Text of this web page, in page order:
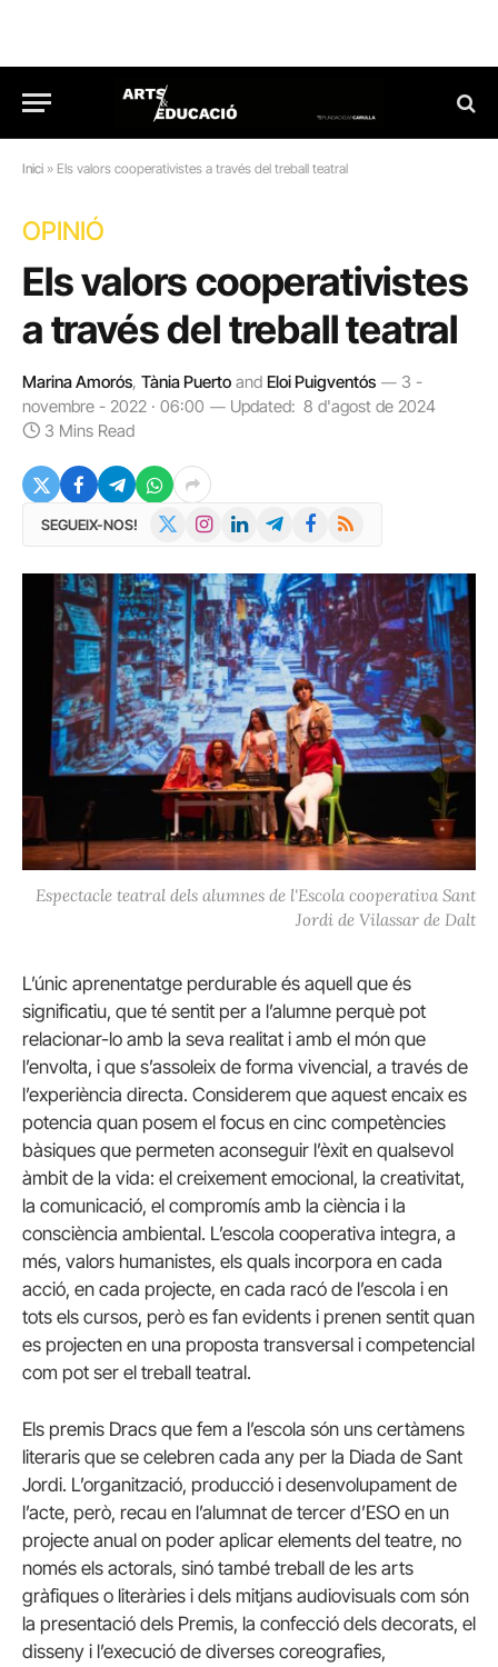
Inici » Els valors cooperativistes a través del treball teatral
OPINIÓ
Els valors cooperativistes
a través del treball teatral
Marina Amorós, Tània Puerto and Eloi Puigventós
3 -
novembre - 2022 · 06:00
Updated: 8 d'agost de 2024
3 Mins Read
SEGUEIX-NOS! InstagramLinkedInTelegramFacebook
RSS
Espectacle teatral dels alumnes de l'Escola cooperativa Sant
Jordi de Vilassar de Dalt
L’únic aprenentatge perdurable és aquell que és
significatiu, que té sentit per a l’alumne perquè pot
relacionar-lo amb la seva realitat i amb el món que
l’envolta, i que s’assoleix de forma vivencial, a través de
l’experiència directa. Considerem que aquest encaix es
potencia quan posem el focus en cinc competències
bàsiques que permeten aconseguir l’èxit en qualsevol
àmbit de la vida: el creixement emocional, la creativitat,
la comunicació, el compromís amb la ciència i la
consciència ambiental. L’escola cooperativa integra, a
més, valors humanistes, els quals incorpora en cada
acció, en cada projecte, en cada racó de l’escola i en
tots els cursos, però es fan evidents i prenen sentit quan
es projecten en una proposta transversal i competencial
com pot ser el treball teatral.
Els premis Dracs que fem a l’escola són uns certàmens
literaris que se celebren cada any per la Diada de Sant
Jordi. L’organització, producció i desenvolupament de
l’acte, però, recau en l’alumnat de tercer d’ESO en un
projecte anual on poder aplicar elements del teatre, no
només els actorals, sinó també treball de les arts
gràfiques o literàries i dels mitjans audiovisuals com són
la presentació dels Premis, la confecció dels decorats, el
disseny i l’execució de diverses coreografies,